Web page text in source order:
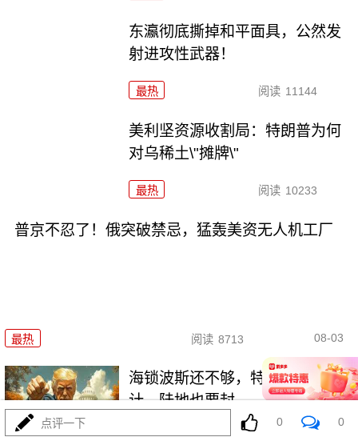
东瀛彻底撕掉和平面具，公然发
射进攻性武器！
最热 阅读 11144
美利坚资源收割局：特朗普为何
对乌稀土\"摊牌\"
最热 阅读 10233
普京不忍了！俄突破禁忌，猛轰美资无人机工厂
最热 阅读 8713 08-03
海锁波斯还不够，特朗普又生毒
计，陆地也要封
最热
点评一下 0 0